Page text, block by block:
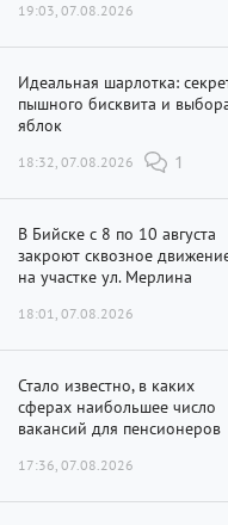
19:03, 07.08.2026
Идеальная шарлотка:
пышного бисквита и
яблок
18:32, 07.08.2026 1
В Бийске с 8 по 10 августа
закроют сквозное
на участке ул. Мерлина
18:01, 07.08.2026
Стало известно, в каких
сферах наибольшее число
вакансий для пенсионеров
17:36, 07.08.2026